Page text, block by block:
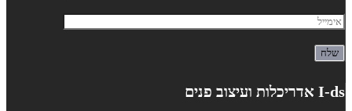
I-ds אדריכלות ועיצוב פנים